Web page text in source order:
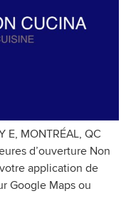
E, MONTRÉAL, QC
d’ouverture Non
application de
Google Maps ou